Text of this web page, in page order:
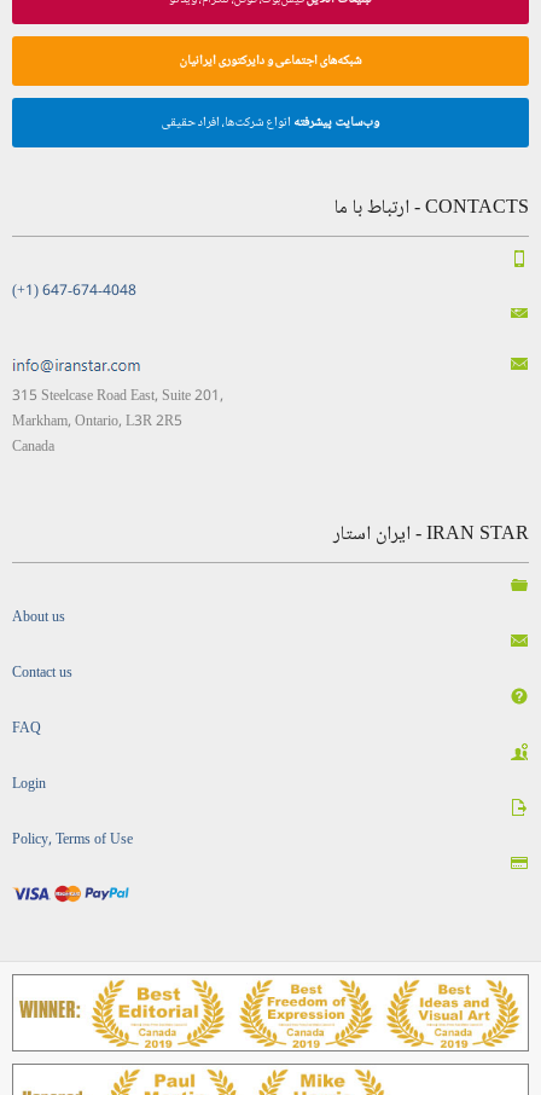
شبکه‌های اجتماعی و دایرکتوری ایرانیان
وب‌سایت پیشرفته انواع شرکت‌ها، افراد حقیقی
CONTACTS - ارتباط با ما
(+1) 647-674-4048
315 Steelcase Road East, Suite 201,
Markham, Ontario, L3R 2R5
Canada
IRAN STAR - ایران استار
About us
Contact us
FAQ
Login
Policy, Terms of Use